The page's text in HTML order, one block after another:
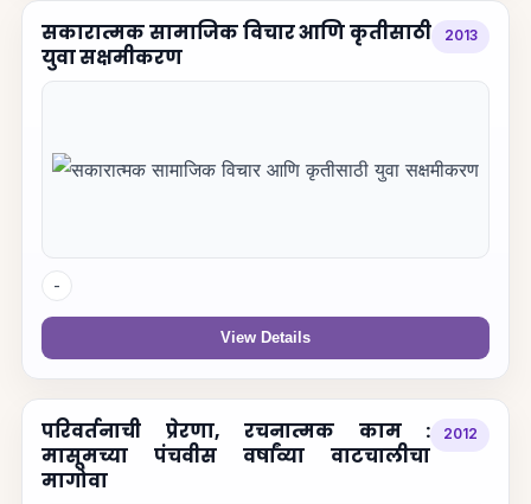
सकारात्मक सामाजिक विचार आणि कृतीसाठी
युवा सक्षमीकरण
2013
-
View Details
परिवर्तनाची प्रेरणा, रचनात्मक काम :
मासूमच्या पंचवीस वर्षांव्या वाटचालीचा
मागोवा
2012